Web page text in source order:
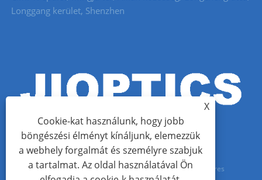
Longgang kerület, Shenzhen
Copyright © 2022 Shenzhen Jioptics Technology Co., Ltd. - Lézeres
X
Cookie-kat használunk, hogy jobb
böngészési élményt kínáljunk, elemezzük
a webhely forgalmát és személyre szabjuk
a tartalmat. Az oldal használatával Ön